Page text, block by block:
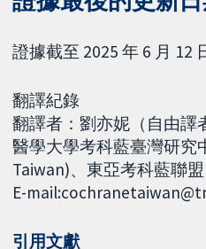
證據截至 2025 年 6 月 12
翻譯紀錄
翻譯者：劉亦妮（自由譯
醫學大學考科藍臺灣研究
Taiwan)、東亞考科藍聯
E-
引用文獻